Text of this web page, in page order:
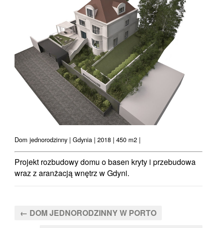
Dom jednorodzinny | Gdynia | 2018 | 450 m2 |
Projekt rozbudowy domu o basen kryty i przebudowa
wraz z aranżacją wnętrz w Gdyni.
← DOM JEDNORODZINNY W PORTO